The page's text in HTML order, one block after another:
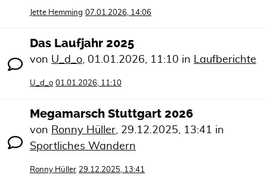
Jette Hemming 07.01.2026, 14:06
Das Laufjahr 2025
von U_d_o, 01.01.2026, 11:10 in Laufberichte
U_d_o 01.01.2026, 11:10
Megamarsch Stuttgart 2026
von Ronny Hüller, 29.12.2025, 13:41 in
Sportliches Wandern
Ronny Hüller 29.12.2025, 13:41